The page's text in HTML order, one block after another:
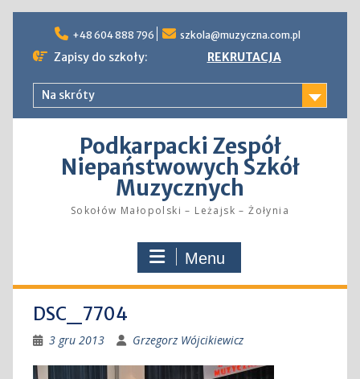
content
+48 604 888 796 szkola@muzyczna.com.pl
Zapisy do szkoły: REKRUTACJA
Na skróty
Podkarpacki Zespół
Niepaństwowych Szkół
Muzycznych
Sokołów Małopolski – Leżajsk – Żołynia
Menu
DSC_7704
3 gru 2013 Grzegorz Wójcikiewicz